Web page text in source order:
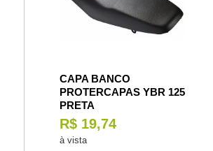
CAPA BANCO
PROTERCAPAS YBR 125
PRETA
R$ 19,74
à vista